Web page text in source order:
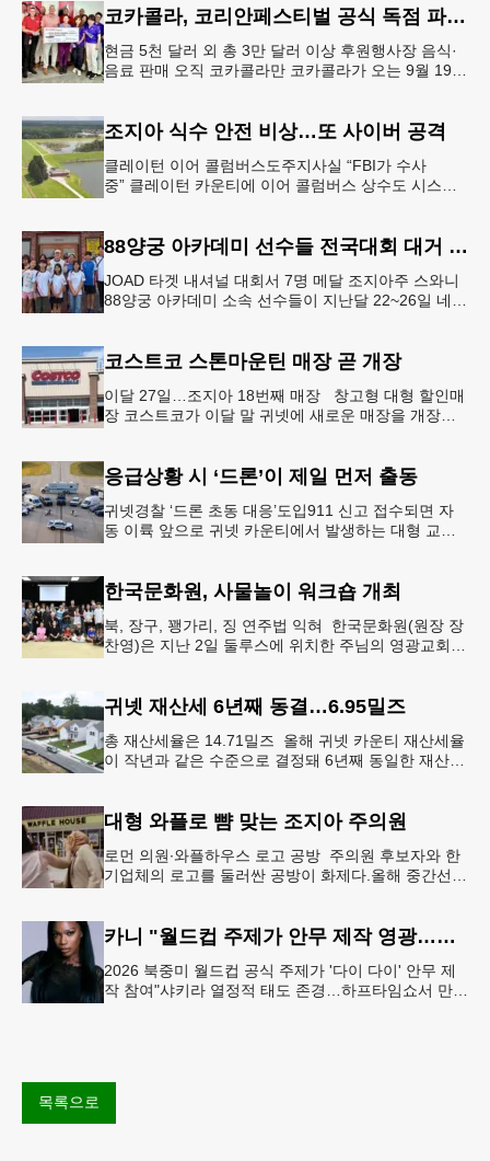
코카콜라, 코리안페스티벌 공식 독점 파트너 참여
현금 5천 달러 외 총 3만 달러 이상 후원행사장 음식·
음료 판매 오직 코카콜라만 코카콜라가 오는 9월 19-
조지아 식수 안전 비상…또 사이버 공격
클레이턴 이어 콜럼버스도주지사실 “FBI가 수사
중” 클레이턴 카운티에 이어 콜럼버스 상수도 시스템
88양궁 아카데미 선수들 전국대회 대거 입상
JOAD 타겟 내셔널 대회서 7명 메달 조지아주 스와니
88양궁 아카데미 소속 선수들이 지난달 22~26일 네브
코스트코 스톤마운틴 매장 곧 개장
이달 27일…조지아 18번째 매장 창고형 대형 할인매
장 코스트코가 이달 말 귀넷에 새로운 매장을 개장한
응급상황 시 ‘드론’이 제일 먼저 출동
귀넷경찰 ‘드론 초동 대응’도입911 신고 접수되면 자
동 이륙 앞으로 귀넷 카운티에서 발생하는 대형 교통
한국문화원, 사물놀이 워크숍 개최
북, 장구, 꽹가리, 징 연주법 익혀 한국문화원(원장 장
찬영)은 지난 2일 둘루스에 위치한 주님의 영광교회에
귀넷 재산세 6년째 동결…6.95밀즈
총 재산세율은 14.71밀즈 올해 귀넷 카운티 재산세율
이 작년과 같은 수준으로 결정돼 6년째 동일한 재산세
대형 와플로 뺨 맞는 조지아 주의원
로먼 의원∙와플하우스 로고 공방 주의원 후보자와 한
기업체의 로고를 둘러싼 공방이 화제다.올해 중간선거
카니 "월드컵 주제가 안무 제작 영광…춤은 국경 없는 언어"
2026 북중미 월드컵 공식 주제가 '다이 다이' 안무 제
작 참여"샤키라 열정적 태도 존경…하프타임쇼서 만난
목록으로